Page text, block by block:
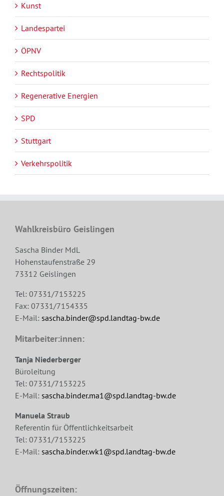
Kunst
Landespartei
ÖPNV
Rechtspolitik
Regenerative Energien
SPD
Stuttgart
Verkehrspolitik
Wahlkreisbüro Geislingen
Sascha Binder MdL
Hohenstaufenstraße 29
73312 Geislingen
Tel: 07331/7153225
Fax: 07331/7154335
E-Mail: sascha.binder@spd.landtag-bw.de
Mitarbeiter:innen:
Tanja Niederberger
Büroleitung
Tel: 07331/7153225
E-Mail: sascha.binder.ma1@spd.landtag-bw.de
Manuela Straub
Referentin für Öffentlichkeitsarbeit
Tel: 07331/7153225
E-Mail: sascha.binder.wk1@spd.landtag-bw.de
Öffnungszeiten: